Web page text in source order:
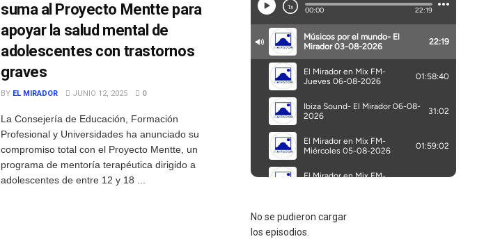
suma al Proyecto Mentte para
apoyar la salud mental de
adolescentes con trastornos
graves
BY EL MIRADOR JUNIO 12, 2025 0
La Consejería de Educación, Formación
Profesional y Universidades ha anunciado su
compromiso total con el Proyecto Mentte, un
programa de mentoría terapéutica dirigido a
adolescentes de entre 12 y 18 ...
No se pudieron cargar
los episodios.